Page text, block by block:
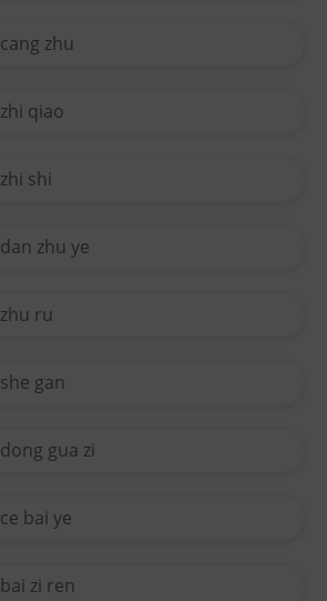
cang zhu
zhi qiao
zhi shi
dan zhu ye
zhu ru
she gan
dong gua zi
ce bai ye
bai zi ren